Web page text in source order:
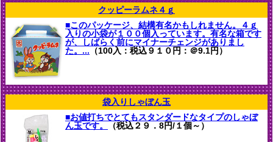
クッピーラムネ４ｇ
■このパッケージ、結構有名かもしれません。４ｇ
入りの小袋が１００個入っています。有名な箱です
が、しばらく前にマイナーチェンジがありまし
た。... （100入：税込９１０円：＠9.1円）
袋入りしゃぼん玉
■お値打ちでとてもスタンダードなタイプのしゃぼ
ん玉です。
（税込２９．8円/１個～）